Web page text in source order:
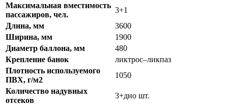
Максимальная вместимость
пассажиров, чел.
3+1
Длина, мм
3600
Ширина, мм
1900
Диаметр баллона, мм
480
Крепление банок
ликтрос–ликпаз
Плотность используемого
ПВХ, г/м2
1050
Количество надувных
отсеков
3+дно шт.